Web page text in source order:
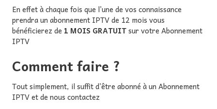
En effet à chaque fois que l’une de vos connaissance
prendra un abonnement IPTV de 12 mois vous
bénéficierez de 1 MOIS GRATUITsur votre Abonnement
IPTV
Comment faire ?
Tout simplement, il suffit d’être abonné à un Abonnement
IPTV et de nous contactez